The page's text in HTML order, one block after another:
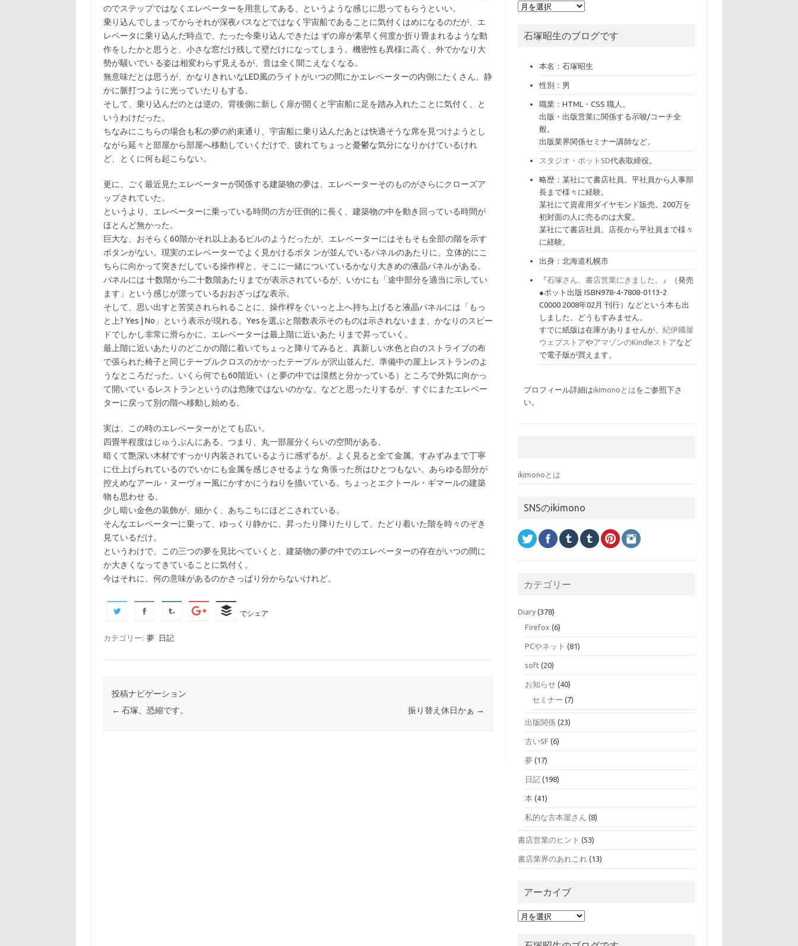
のでステップではなくエレベーターを用意してある、というような感じに思ってもらうといい。
乗り込んでしまってからそれが深夜バスなどではなく宇宙船であることに気付くはめになるのだが、エ
レベータに乗り込んだ時点で、たった今乗り込んできたは ずの扉が素早く何度か折り畳まれるような動
作をしたかと思うと、小さな窓だけ残して壁だけになってしまう。機密性も異様に高く、外でかなり大
勢が騒いでい る姿は相変わらず見えるが、音は全く聞こえなくなる。
無意味だとは思うが、かなりきれいなLED風のライトがいつの間にかエレベーターの内側にたくさん、静
かに脈打つように光っていたりもする。
そして、乗り込んだのとは逆の、背後側に新しく扉が開くと宇宙船に足を踏み入れたことに気付く、と
いうわけだった。
ちなみにこちらの場合も私の夢の約束通り、宇宙船に乗り込んだあとは快適そうな席を見つけようとし
ながら延々と部屋から部屋へ移動していくだけで、疲れてちょっと憂鬱な気分になりかけているけれ
ど、とくに何も起こらない。
更に、ごく最近見たエレベーターが関係する建築物の夢は、エレベーターそのものがさらにクローズア
ップされていた。
というより、エレベーターに乗っている時間の方が圧倒的に長く、建築物の中を動き回っている時間が
ほとんど無かった。
巨大な、おそらく60階かそれ以上あるビルのようだったが、エレベーターにはそもそも全部の階を示す
ボタンがない。現実のエレベーターでよく見かけるボタ ンが並んでいるパネルのあたりに、立体的にこ
ちらに向かって突きだしている操作桿と、そこに一緒についているかなり大きめの液晶パネルがある。
パネルには 十数階から二十数階あたりまでが表示されているが、いかにも「途中部分を適当に示してい
ます」という感じが漂っているおおざっぱな表示。
そして、思い出すと苦笑されられることに、操作桿をぐいっと上へ持ち上げると液晶パネルには「もっ
と上? Yes | No」という表示が現れる。Yesを選ぶと階数表示そのものは示されないまま、かなりのスピー
ドでしかし非常に滑らかに、エレベーターは最上階に近いあた りまで昇っていく。
最上階に近いあたりのどこかの階に着いてちょっと降りてみると、真新しい水色と白のストライブの布
で張られた椅子と同じテーブルクロスのかかったテーブル が沢山並んだ、準備中の屋上レストランのよ
うなところだった。いくら何でも60階近い（と夢の中では漠然と分かっている）ところで外気に向かっ
て開いてい るレストランというのは危険ではないのかな、などと思ったりするが、すぐにまたエレベー
ターに戻って別の階へ移動し始める。
実は、この時のエレベーターがとても広い。
四畳半程度はじゅうぶんにある、つまり、丸一部屋分くらいの空間がある。
暗くて艶深い木材ですっかり内装されているように感ずるが、よく見ると全て金属。すみずみまで丁寧
に仕上げられているのでいかにも金属を感じさせるような 角張った所はひとつもない。あらゆる部分が
控えめなアール・ヌーヴォー風にかすかにうねりを描いている。ちょっとエクトール・ギマールの建築
物も思わせ る。
少し暗い金色の装飾が、細かく、あちこちにほどこされている。
そんなエレベーターに乗って、ゆっくり静かに、昇ったり降りたりして、たどり着いた階を時々のぞき
見ているだけ。
というわけで、この三つの夢を見比べていくと、建築物の夢の中でのエレベーターの存在がいつの間に
か大きくなってきていることに気付く。
今はそれに、何の意味があるのかさっぱり分からないけれど。
でシェア
カテゴリー: 夢 日記
投稿ナビゲーション
← 石塚、恐縮です。 振り替え休日かぁ →
ア
イ石塚昭生のブログです
本名：石塚昭生
性別：男
職業：HTML・CSS 職人。
出版・出版営業に関係する示唆/コーチ全
般。
出版業界関係セミナー講師など。
スタジオ・ポットSD代表取締役。
略歴：某社にて書店社員。平社員から人事部
長まで様々に経験。
某社にて資産用ダイヤモンド販売。200万を
初対面の人に売るのは大変。
某社にて書店社員。店長から平社員まで様々
に経験。
出身：北海道札幌市
『石塚さん、書店営業にきました。
』（発売
●ポット出版 ISBN978-4-7808-0113-2
C0000 2008年02月 刊行）などという本も出
しました。どうもすみません。
すでに紙版は在庫がありませんが、紀伊國屋
ウェブストアやアマゾンのKindleストアなど
で電子版が買えます。
プロフィール詳細はikimonoとはをご参照下さ
い。
ikimonoとは
SNSのikimono
カテゴリー
Diary (378)
Firefox (6)
PCやネット (81)
soft (20)
お知らせ (40)
セミナー (7)
出版関係 (23)
古いSF (6)
夢 (17)
日記 (198)
本 (41)
私的な古本屋さん (8)
書店営業のヒント (53)
書店業界のあれこれ (13)
アーカイブ
ア